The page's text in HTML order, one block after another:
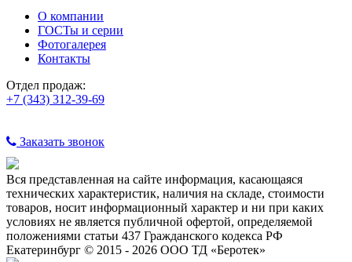
О компании
ГОСТы и серии
Фотогалерея
Контакты
Отдел продаж:
+7 (343) 312-39-69
Заказать звонок
Вся представленная на сайте информация, касающаяся
технических характеристик, наличия на складе, стоимости
товаров, носит информационный характер и ни при каких
условиях не является публичной офертой, определяемой
положениями статьи 437 Гражданского кодекса РФ
Екатеринбург © 2015 - 2026 ООО ТД «Беротек»